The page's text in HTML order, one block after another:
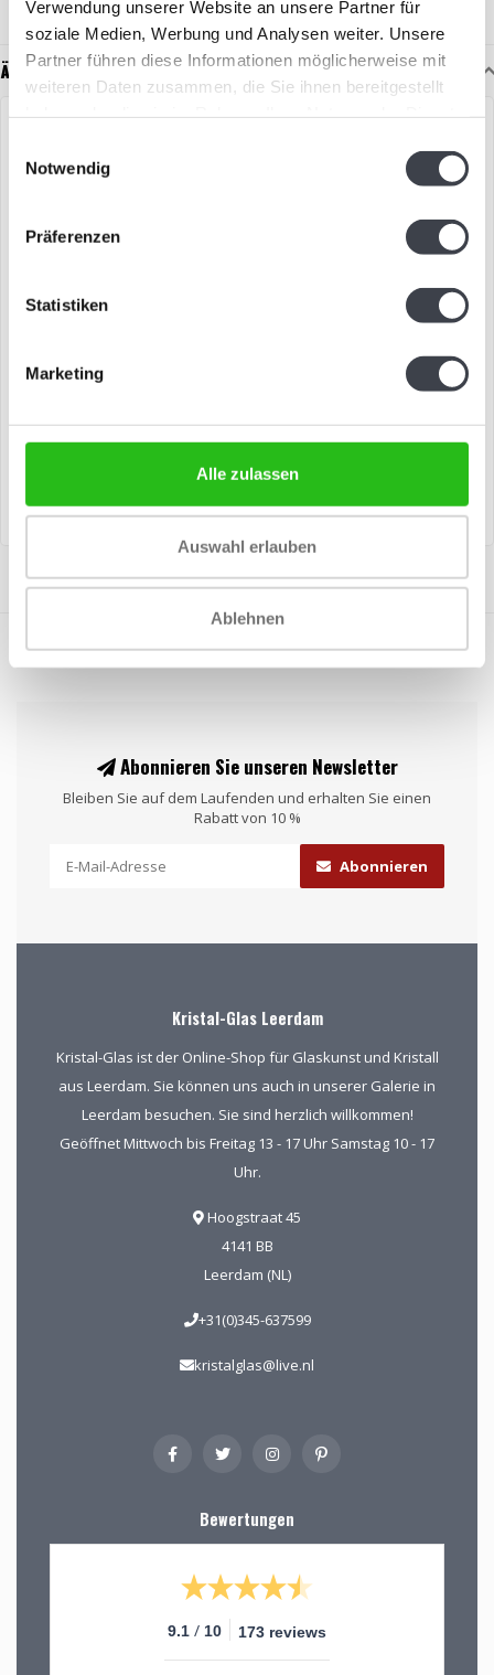
Verwendung unserer Website an unsere Partner für
soziale Medien, Werbung und Analysen weiter. Unsere
Partner führen diese Informationen möglicherweise mit
weiteren Daten zusammen, die Sie ihnen bereitgestellt
Notwendig
Präferenzen
Statistiken
Marketing
Alle zulassen
Auswahl erlauben
Ablehnen
Ähnliche Artikel
Kristallglas von Kjell Engman
fröhliche Dame aus
Kristallglas von Kjell Engman..
Abonnieren Sie unseren Newsletter
Bleiben Sie auf dem Laufenden und erhalten Sie einen
Rabatt von 10 %
Abonnieren
Kristal-Glas Leerdam
Kristal-Glas ist der Online-Shop für Glaskunst und Kristall
aus Leerdam. Sie können uns auch in unserer Galerie in
Leerdam besuchen. Sie sind herzlich willkommen!
Geöffnet Mittwoch bis Freitag 13 - 17 Uhr Samstag 10 - 17
Uhr.
Hoogstraat 45
4141 BB
Leerdam (NL)
+31(0)345-637599
kristalglas@live.nl
Bewertungen
9.1 / 10 173 reviews